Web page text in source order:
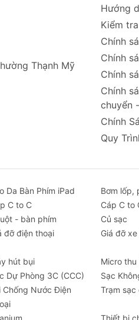
cho điện thoại, máy tính
khẩn cấp, đèn SOS, hỗ trợ
quá điện áp, quá nhiệt,
tiện lợi mang theo.
sự cố về pin.
Thạnh Mỹ
Hướng
Kiểm
Chính
Chính
Chính
Chính
chuyển
Chính
Quy
Da Bàn Phím iPad Bơm lốp,
C to C Cáp C to
- bàn phím Củ sạc
đỡ điện thoại Giá đỡ xe
hút bụi Micro thu
Dự Phòng 3C (CCC) Sạc
Chống Nước Điện
Trạm
Thiết bị